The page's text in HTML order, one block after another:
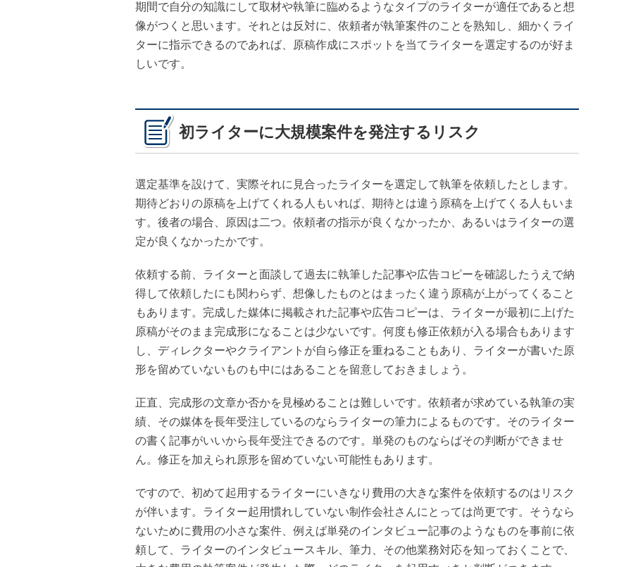
期間で自分の知識にして取材や執筆に臨めるようなタイプのライターが適任であると想
像がつくと思います。それとは反対に、依頼者が執筆案件のことを熟知し、細かくライ
ターに指示できるのであれば、原稿作成にスポットを当てライターを選定するのが好ま
しいです。
初ライターに大規模案件を発注するリスク
選定基準を設けて、実際それに見合ったライターを選定して執筆を依頼したとします。
期待どおりの原稿を上げてくれる人もいれば、期待とは違う原稿を上げてくる人もいま
す。後者の場合、原因は二つ。依頼者の指示が良くなかったか、あるいはライターの選
定が良くなかったかです。
依頼する前、ライターと面談して過去に執筆した記事や広告コピーを確認したうえで納
得して依頼したにも関わらず、想像したものとはまったく違う原稿が上がってくること
もあります。完成した媒体に掲載された記事や広告コピーは、ライターが最初に上げた
原稿がそのまま完成形になることは少ないです。何度も修正依頼が入る場合もあります
し、ディレクターやクライアントが自ら修正を重ねることもあり、ライターが書いた原
形を留めていないものも中にはあることを留意しておきましょう。
正直、完成形の文章か否かを見極めることは難しいです。依頼者が求めている執筆の実
績、その媒体を長年受注しているのならライターの筆力によるものです。そのライター
の書く記事がいいから長年受注できるのです。単発のものならばその判断ができませ
ん。修正を加えられ原形を留めていない可能性もあります。
ですので、初めて起用するライターにいきなり費用の大きな案件を依頼するのはリスク
が伴います。ライター起用慣れしていない制作会社さんにとっては尚更です。そうなら
ないために費用の小さな案件、例えば単発のインタビュー記事のようなものを事前に依
頼して、ライターのインタビュースキル、筆力、その他業務対応を知っておくことで、